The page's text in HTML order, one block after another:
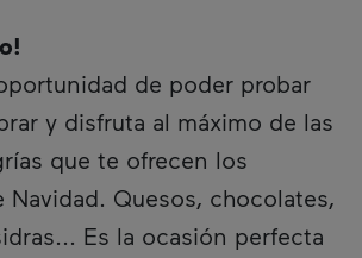
de poder probar
y disfruta al máximo de las
que te ofrecen los
Navidad. Quesos, chocolates,
Es la ocasión perfecta